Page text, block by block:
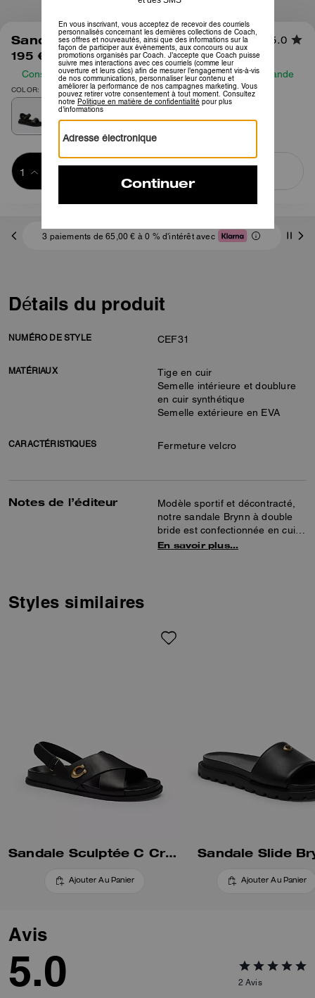
1/6
Sandale Brynn 5.0
195 €
Consultez notre guide des tailles avant de passer commande
COLOR: Noir
Ajouter au
ADDING TO
3 paiements de 65,00 € à 0 % d'intérêt avec
Détails du produit
NUMÉRO DE STYLE CEF31
MATÉRIAUX
Tige en cuir
Semelle intérieure et doublure
en cuir synthétique
Semelle extérieure en EVA
CARACTÉRISTIQUES Fermeture velcro
Notes de l’éditeur
Modèle sportif et décontracté,
notre sandale Brynn à double
bride est confectionnée en cuir
lisse. Présentant une assise
par notre élément exclusif poli
En savoir plus…
Styles similaires
Sandale Sculptée C Croisée
Ajouter Au Panier
Sandale Slide
Ajouter Au Panier
Avis
5.0 2 Avis